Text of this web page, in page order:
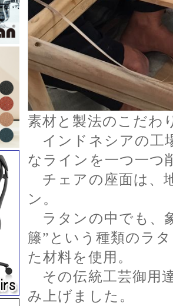
素材と製法のこだわ
インドネシアの工
なラインを一つ一つ
チェアの座面は、
ン。
ラタンの中でも、
籐”という種類のラ
た材料を使用。
その伝統工芸御用
み上げました。